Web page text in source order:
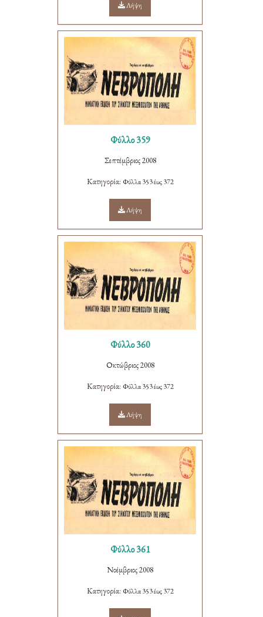
Λήψη
Φύλλο 359
Σεπτέμβριος 2008
Κατηγορία: Φύλλα 353 έως 372
Λήψη
Φύλλο 360
Οκτώβριος 2008
Κατηγορία: Φύλλα 353 έως 372
Λήψη
Φύλλο 361
Νοέμβριος 2008
Κατηγορία: Φύλλα 353 έως 372